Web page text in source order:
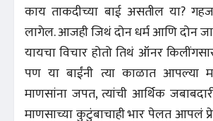
काय ताकदीच्या बाई असतील या?
लागेल. आजही जिथं दोन धर्म आणि दोन
यायचा विचार होतो तिथं ऑनर
पण या बाईंनी त्या काळात आपल्या
माणसांना जपत, त्यांची आर्थिक
माणसाच्या कुटुंबाचाही भार पेलत आपलं